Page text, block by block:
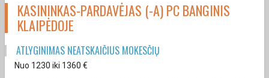
KASININKAS-PARDAVĖJAS (-A) PC BANGINIS
KLAIPĖDOJE
ATLYGINIMAS NEATSKAIČIUS MOKESČIŲ
Nuo 1230 iki 1360 €